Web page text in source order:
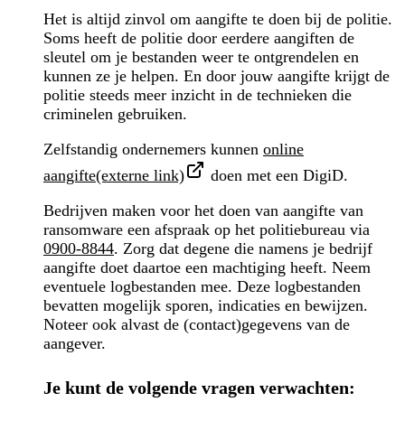
Het is altijd zinvol om aangifte te doen bij de politie.
Soms heeft de politie door eerdere aangiften de
sleutel om je bestanden weer te ontgrendelen en
kunnen ze je helpen. En door jouw aangifte krijgt de
politie steeds meer inzicht in de technieken die
criminelen gebruiken.
Zelfstandig ondernemers kunnen online
aangifte(externe link)
doen met een DigiD.
Bedrijven maken voor het doen van aangifte van
ransomware een afspraak op het politiebureau via
0900-8844. Zorg dat degene die namens je bedrijf
aangifte doet daartoe een machtiging heeft. Neem
eventuele logbestanden mee. Deze logbestanden
bevatten mogelijk sporen, indicaties en bewijzen.
Noteer ook alvast de (contact)gegevens van de
aangever.
Je kunt de volgende vragen verwachten: